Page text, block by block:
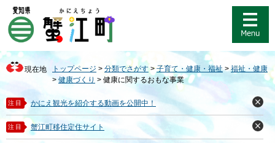
ジ
先
頭
で
す
。
ュ
を
飛
ば
し
て
本
文
現在地 トップページ > 分類でさがす >子育て・健康・福祉 > 福祉・健康
> 健康づくり > 健康に関するおもな事業
注目 かにえ観光を紹介する動画を公開中！
閉
じ
る
注目 蟹江町移住定住サイト
閉
じ